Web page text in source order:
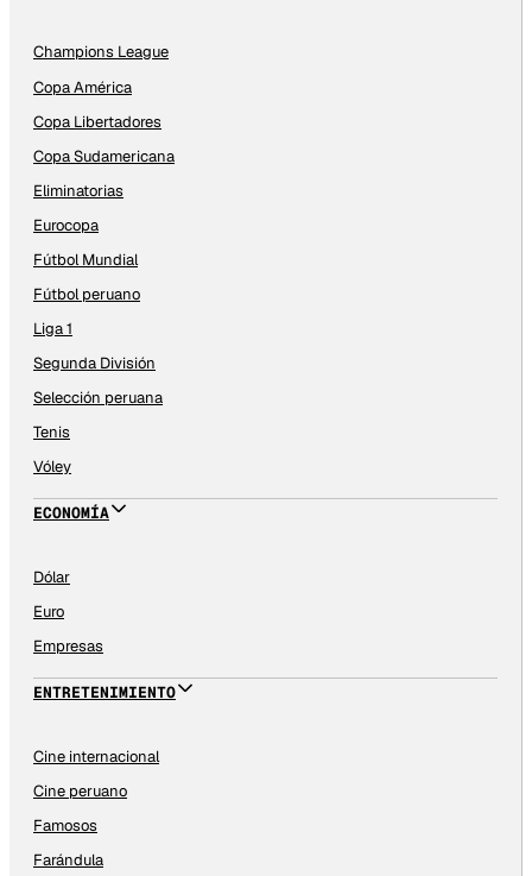
Champions League
Copa América
Copa Libertadores
Copa Sudamericana
Eliminatorias
Eurocopa
Fútbol Mundial
Fútbol peruano
Liga 1
Segunda División
Selección peruana
Tenis
Vóley
ECONOMÍA
Dólar
Euro
Empresas
ENTRETENIMIENTO
Cine internacional
Cine peruano
Famosos
Farándula